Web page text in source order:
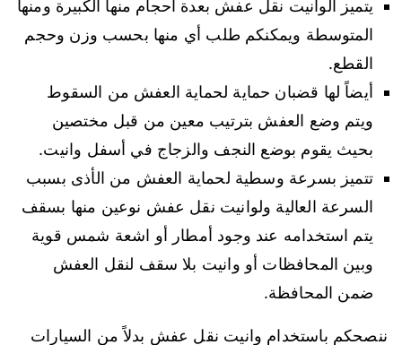
يتميز الوانيت نقل عفش بعدة أحجام منها الكبيرة ومنها
المتوسطة ويمكنكم طلب أي منها بحسب وزن وحجم
القطع.
أيضاً لها قضبان حماية لحماية العفش من السقوط
ويتم وضع العفش بترتيب معين من قبل مختصين
بحيث يقوم بوضع النجف والزجاج في أسفل وانيت.
تتميز بسرعة وسطية لحماية العفش من الأذى بسبب
السرعة العالية ولوانيت نقل عفش نوعين منها بسقف
يتم استخدامه عند وجود أمطار أو اشعة شمس قوية
وبين المحافظات أو وانيت بلا سقف لنقل العفش
ضمن المحافظة.
ننصحكم باستخدام وانيت نقل عفش بدلاً من السيارات